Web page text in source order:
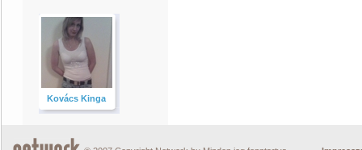
Kovács Kinga